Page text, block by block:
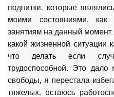
подпитки, которые
моими состояниями, как
занятиям на данный момент
какой жизненной ситуации
что делать если
трудоспособной. Это
свободы, я перестала
тяжелых, остаюсь